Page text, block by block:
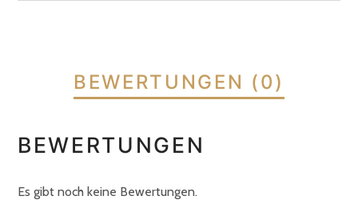
BEWERTUNGEN (0)
BEWERTUNGEN
Es gibt noch keine Bewertungen.